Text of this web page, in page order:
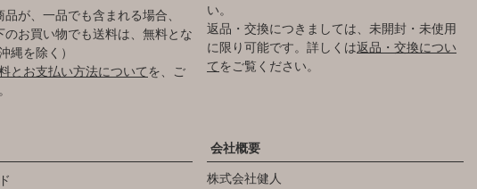
が、一品でも含まれる場合、
のお買い物でも送料は、無料とな
縄を除く）
とお支払い方法についてを、ご
い。
返品・交換につきましては、未開封・未使用
に限り可能です。詳しくは返品・交換につい
てをご覧ください。
会社概要
株式会社健人